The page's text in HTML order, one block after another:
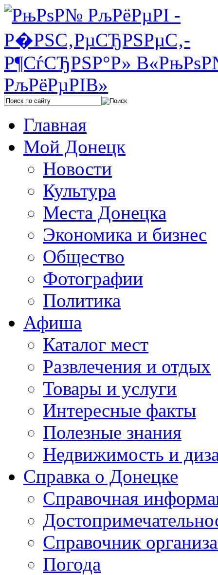
Главная
Мой Донецк
Новости
Культура
Места Донецка
Экономика и бизнес
Общество
Фотографии
Политика
Афиша
Каталог мест
Развлечения и отдых
Товары и услуги
Интересные факты
Полезные знания
Недвижимость и
Справка о Донецке
Справочная
Справочник
Погода